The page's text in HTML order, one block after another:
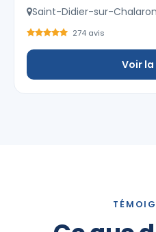
Saint-Didier-sur-
274 avis
Voir